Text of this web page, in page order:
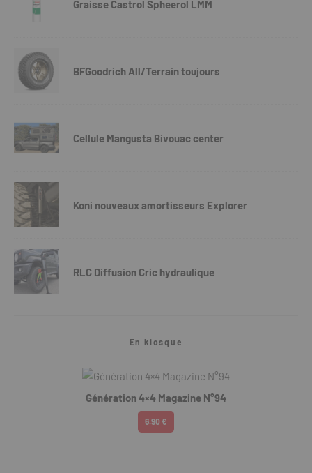
Graisse Castrol Spheerol LMM
BFGoodrich All/Terrain toujours
Cellule Mangusta Bivouac center
Koni nouveaux amortisseurs Explorer
RLC Diffusion Cric hydraulique
En kiosque
Génération 4×4 Magazine N°94
6.90 €